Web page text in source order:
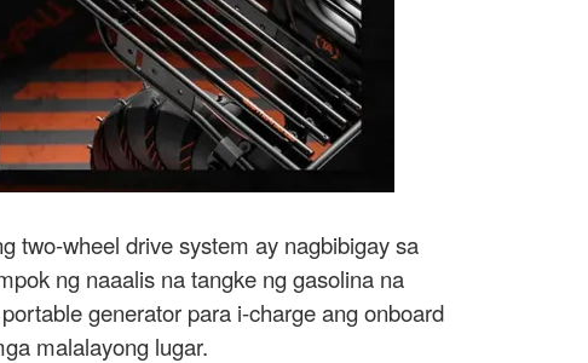
two-wheel drive system ay nagbibigay sa
ng naaalis na tangke ng gasolina na
generator para i-charge ang onboard
malalayong lugar.